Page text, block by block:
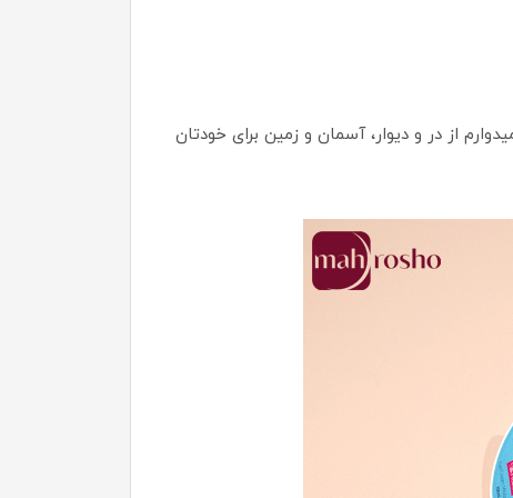
از در و دیوار، آسمان و زمین برای خودتان